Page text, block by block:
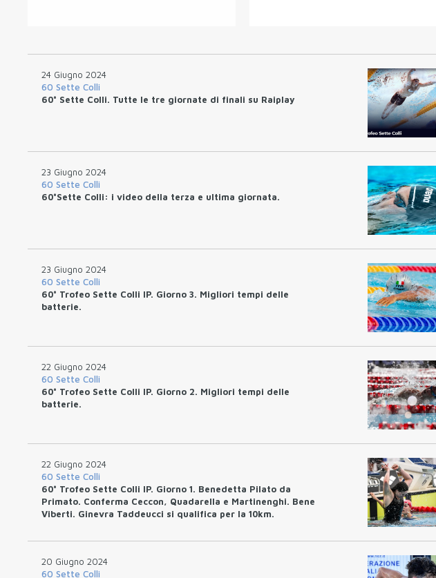
24 Giugno 2024
60 Sette Colli
60° Sette Colli. Tutte le tre giornate di finali su Raiplay
23 Giugno 2024
60 Sette Colli
60°Sette Colli: i video della terza e ultima giornata.
23 Giugno 2024
60 Sette Colli
60° Trofeo Sette Colli IP. Giorno 3. Migliori tempi delle
batterie.
22 Giugno 2024
60 Sette Colli
60° Trofeo Sette Colli IP. Giorno 2. Migliori tempi delle
batterie.
22 Giugno 2024
60 Sette Colli
60° Trofeo Sette Colli IP. Giorno 1. Benedetta Pilato da
Primato. Conferma Ceccon, Quadarella e Martinenghi. Bene
Viberti. Ginevra Taddeucci si qualifica per la 10km.
20 Giugno 2024
60 Sette Colli